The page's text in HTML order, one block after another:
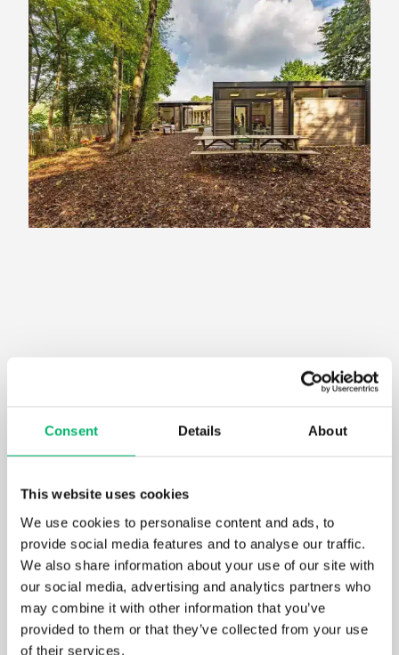
Consent Details About
This website uses cookies
We use cookies to personalise content and ads, to
provide social media features and to analyse our traffic.
We also share information about your use of our site with
our social media, advertising and analytics partners who
may combine it with other information that you’ve
provided to them or that they’ve collected from your use
of their services.
Des salles de classe supplémentaires dans un
durable et esthétique comprenant de nouvelles
salles de classe. Le ...
Consultez cette référence